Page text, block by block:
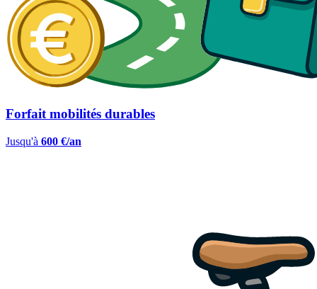
Forfait mobilités durables
Jusqu'à 600 €/an